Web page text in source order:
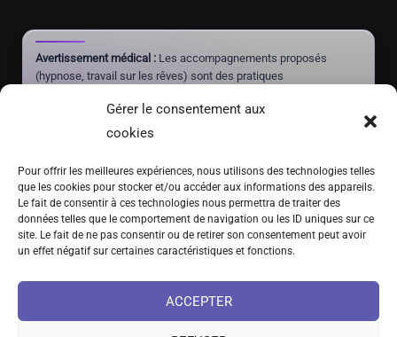
Gérer le consentement aux
cookies
Pour offrir les meilleures expériences, nous utilisons des technologies telles
que les cookies pour stocker et/ou accéder aux informations des appareils.
Le fait de consentir à ces technologies nous permettra de traiter des
données telles que le comportement de navigation ou les ID uniques sur ce
site. Le fait de ne pas consentir ou de retirer son consentement peut avoir
un effet négatif sur certaines caractéristiques et fonctions.
ACCEPTER
Avertissement médical : Les accompagnements proposés
(hypnose, travail sur les rêves) sont des pratiques
constituent pas un acte médical, ne posent aucun diagnostic et
ne doivent jamais se substituer à un traitement prescrit par un
(+41) 076 639 37 64
Fritz-Marchand 2 · 2615 Sonvilier · SUISSE
info@hypno-alchimiste.com